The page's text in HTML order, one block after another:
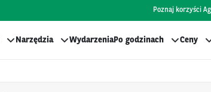
Poznaj korzyści
Narzędzia WydarzeniaPo godzinach Ceny